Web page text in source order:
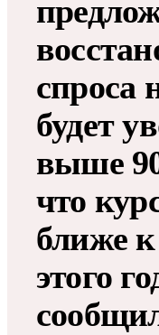
спроса
будет
выше
что
ближе
этого